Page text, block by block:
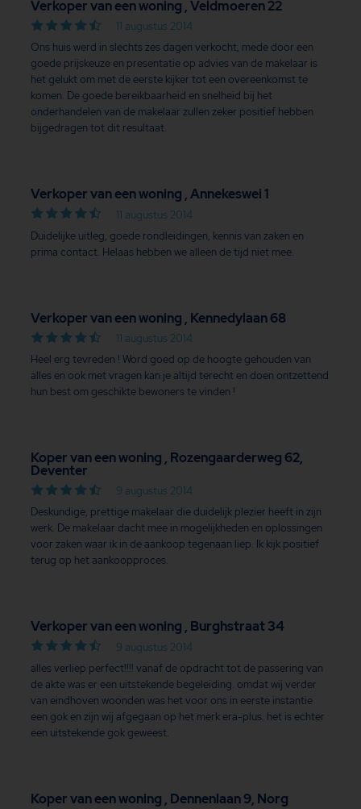
Verkoper van een woning , Veldmoeren 22
11 augustus 2014
Ons huis werd in slechts zes dagen verkocht, mede door een
goede prijskeuze en presentatie op advies van de makelaar is
het gelukt om met de eerste kijker tot een overeenkomst te
komen. De goede bereikbaarheid en snelheid bij het
onderhandelen van de makelaar zullen zeker positief hebben
bijgedragen tot dit resultaat.
Verkoper van een woning , Annekeswei 1
11 augustus 2014
Duidelijke uitleg, goede rondleidingen, kennis van zaken en
prima contact. Helaas hebben we alleen de tijd niet mee.
Verkoper van een woning , Kennedylaan 68
11 augustus 2014
Heel erg tevreden ! Word goed op de hoogte gehouden van
alles en ook met vragen kan je altijd terecht en doen ontzettend
hun best om geschikte bewoners te vinden !
Koper van een woning , Rozengaarderweg 62,
Deventer
9 augustus 2014
Deskundige, prettige makelaar die duidelijk plezier heeft in zijn
werk. De makelaar dacht mee in mogelijkheden en oplossingen
voor zaken waar ik in de aankoop tegenaan liep. Ik kijk positief
terug op het aankoopproces.
Verkoper van een woning , Burghstraat 34
9 augustus 2014
alles verliep perfect!!!! vanaf de opdracht tot de passering van
de akte was er een uitstekende begeleiding. omdat wij verder
van eindhoven woonden was het voor ons in eerste instantie
een gok en zijn wij afgegaan op het merk era-plus. het is echter
een uitstekende gok geweest.
Koper van een woning , Dennenlaan 9, Norg